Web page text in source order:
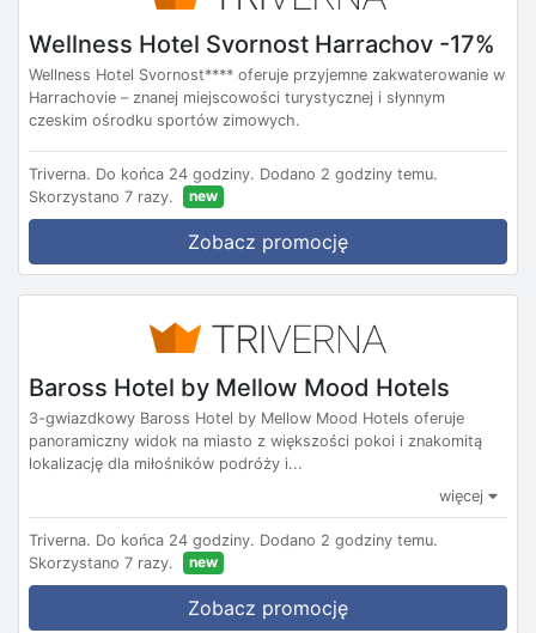
Wellness Hotel Svornost Harrachov -17%
Wellness Hotel Svornost**** oferuje przyjemne zakwaterowanie w
Harrachovie – znanej miejscowości turystycznej i słynnym
czeskim ośrodku sportów zimowych.
Triverna. Do końca 24 godziny. Dodano 2 godziny temu.
Skorzystano 7 razy.
new
Zobacz promocję
Baross Hotel by Mellow Mood Hotels
3-gwiazdkowy Baross Hotel by Mellow Mood Hotels oferuje
panoramiczny widok na miasto z większości pokoi i znakomitą
lokalizację dla miłośników podróży i...
więcej
Triverna. Do końca 24 godziny. Dodano 2 godziny temu.
Skorzystano 7 razy.
new
Zobacz promocję